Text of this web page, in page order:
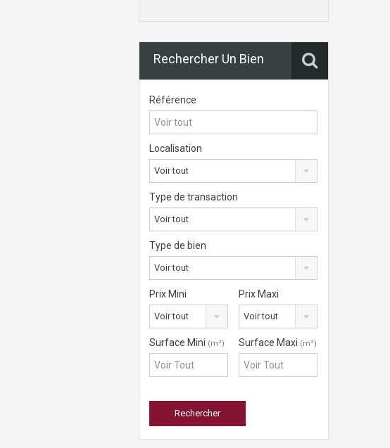
Rechercher Un Bien
Référence
Localisation
Voir tout
Type de transaction
Voir tout
Type de bien
Voir tout
Prix Mini
Voir tout
Prix Maxi
Voir tout
Surface Mini (m²) Surface Maxi (m²)